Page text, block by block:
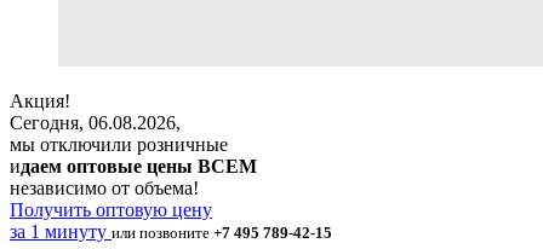
Акция!
Сегодня, 06.08.2026,
мы отключили розничные
идаем оптовые цены ВСЕМ
независимо от объема!
Получить оптовую цену
за 1 минуту или позвоните +7 495 789-42-15